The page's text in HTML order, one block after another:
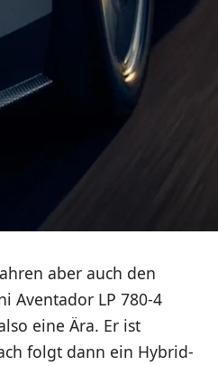
aber auch den
Aventador LP 780-4
eine Ära. Er ist
folgt dann ein Hybrid-